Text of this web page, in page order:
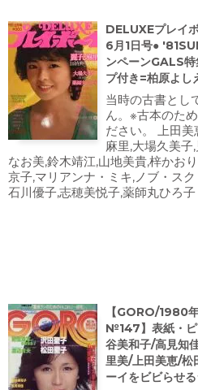
DELUXEプレイ
6月1日号●
ンペーンGALS
プ付き=柏原よし
当時の古書とし
ん。※古本のた
ださい。 上田美
麻里,大場久美子
なお美,鈴木靖江,山地美貴,梓かお
京子,マリアンナ・ミキ,ノブ・ス
石川優子,志穂美悦子,薬師丸ひろ子
【GORO/1980
№147】表紙・ピ
谷美和子/高見知
里美/上田美恵/松
ーイをビビらせ